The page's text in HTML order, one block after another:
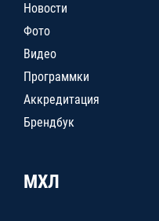
Новости
Фото
Видео
Программки
Аккредитация
Брендбук
МХЛ